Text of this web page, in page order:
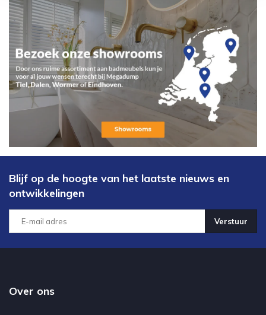
Blijf op de hoogte van het laatste nieuws en
ontwikkelingen
Verstuur
Over ons